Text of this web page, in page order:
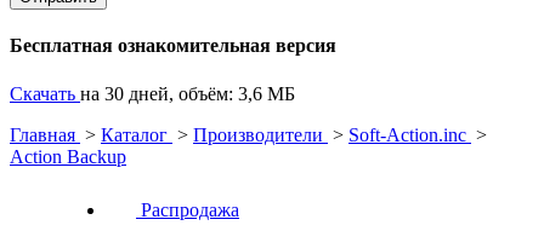
Бесплатная ознакомительная версия
Скачать на 30 дней, объём: 3,6 МБ
Главная > Каталог > Производители > Soft-Action.inc >
Action Backup
Распродажа